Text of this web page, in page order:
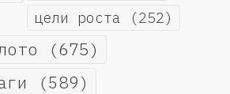
цели роста (252)
(675)
(589)